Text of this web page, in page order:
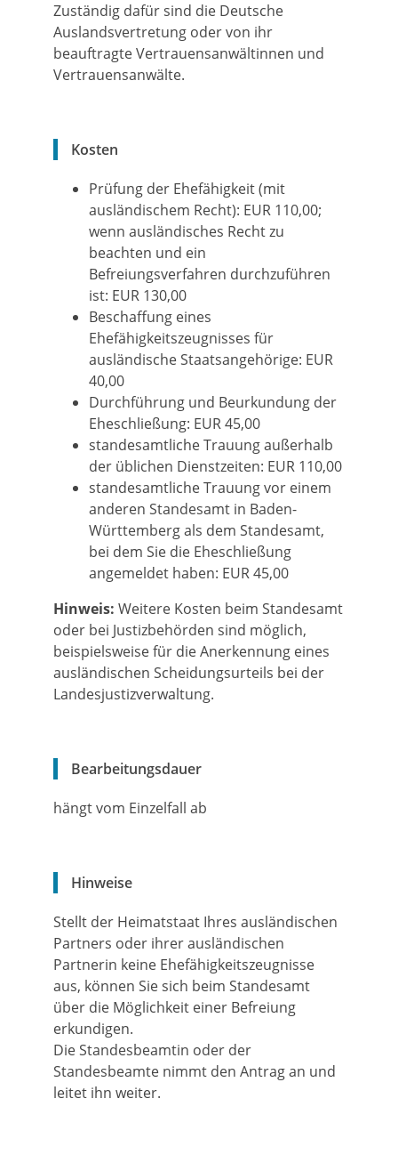
Zuständig dafür sind die Deutsche
Auslandsvertretung oder von ihr
beauftragte Vertrauensanwältinnen und
Vertrauensanwälte.
Kosten
Prüfung der Ehefähigkeit (mit
ausländischem Recht): EUR 110,00;
wenn ausländisches Recht zu
beachten und ein
Befreiungsverfahren durchzuführen
ist: EUR 130,00
Beschaffung eines
Ehefähigkeitszeugnisses für
ausländische Staatsangehörige: EUR
40,00
Durchführung und Beurkundung der
Eheschließung: EUR 45,00
standesamtliche Trauung außerhalb
der üblichen Dienstzeiten: EUR 110,00
standesamtliche Trauung vor einem
anderen Standesamt in Baden-
Württemberg als dem Standesamt,
bei dem Sie die Eheschließung
angemeldet haben: EUR 45,00
Hinweis: Weitere Kosten beim Standesamt
oder bei Justizbehörden sind möglich,
beispielsweise für die Anerkennung eines
ausländischen Scheidungsurteils bei der
Landesjustizverwaltung.
Bearbeitungsdauer
hängt vom Einzelfall ab
Hinweise
Stellt der Heimatstaat Ihres ausländischen
Partners oder ihrer ausländischen
Partnerin keine Ehefähigkeitszeugnisse
aus, können Sie sich beim Standesamt
über die Möglichkeit einer Befreiung
erkundigen.
Die Standesbeamtin oder der
Standesbeamte nimmt den Antrag an und
leitet ihn weiter.